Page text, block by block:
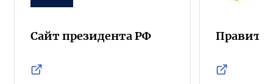
Сайт президента РФ